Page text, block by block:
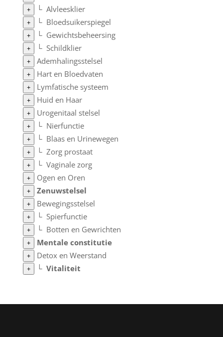
+ └ Alvleesklier
+ └ Bloedsuikerspiegel
+ └ Gewichtsbeheersing
+ └ Schildklier
+ Ademhalingsstelsel
+ Hart en Bloedvaten
+ Lymfatische systeem
+ Huid en Haar
+ Urogenitaal stelsel
+ └ Nierfunctie
+ └ Blaas en Urinewegen
+ └ Zorg prostaat
+ └ Vaginale zorg
+ Ogen en Oren
+ Zenuwstelsel
+ Bewegingsstelsel
+ └ Spierfunctie
+ └ Botten en Gewrichten
+ Mentale constitutie
+ Detox en Weerstand
+ └ Vitaliteit